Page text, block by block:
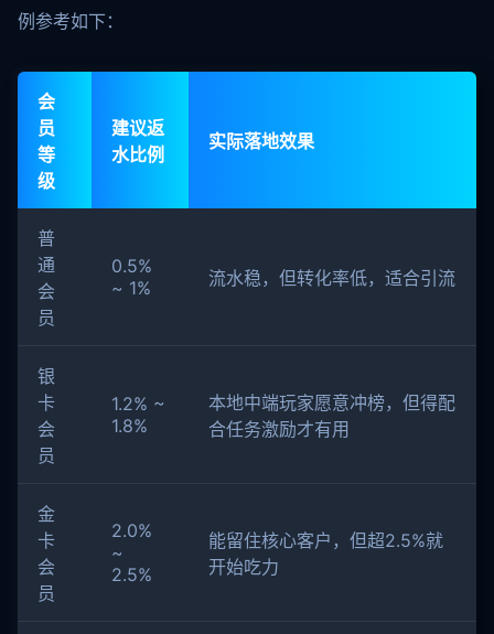
例参考如下：
会
员
等
级
建议返
水比例
实际落地效果
普
通
会
员
0.5%
~ 1%
流水稳，但转化率低，适合引流
银
卡
会
员
1.2% ~
1.8%
本地中端玩家愿意冲榜，但得配
合任务激励才有用
金
卡
会
员
2.0%
~
2.5%
能留住核心客户，但超2.5%就
开始吃力